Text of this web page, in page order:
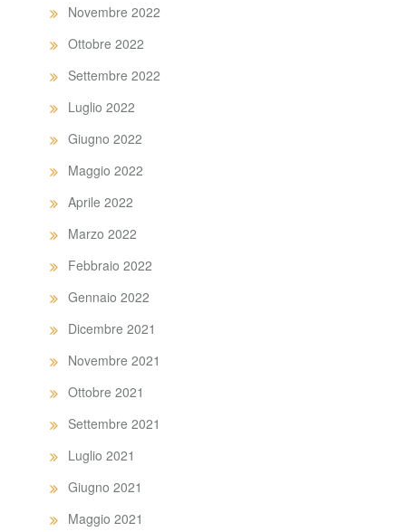
Novembre 2022
Ottobre 2022
Settembre 2022
Luglio 2022
Giugno 2022
Maggio 2022
Aprile 2022
Marzo 2022
Febbraio 2022
Gennaio 2022
Dicembre 2021
Novembre 2021
Ottobre 2021
Settembre 2021
Luglio 2021
Giugno 2021
Maggio 2021